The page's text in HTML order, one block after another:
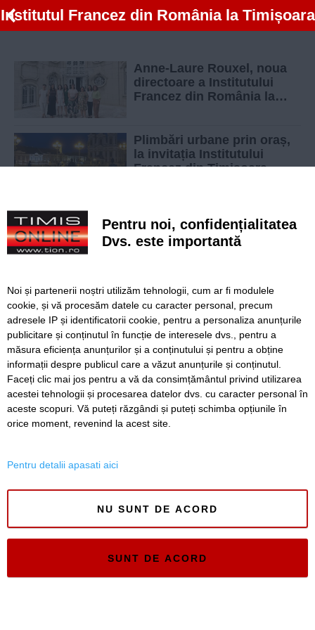
Institutul Francez din România la Timișoara
Anne-Laure Rouxel, noua
directoare a Institutului
Francez din România la
Plimbări urbane prin oraș,
la invitația Institutului
Francez din Timișoara
SERVICII
Folosinta Cookie-urilor
Politica de confidentialitate
Regulament postare și moderare comentarii
Timiș Online
ISSN 3008-2323
Pentru noi, confidențialitatea
Dvs. este importantă
Noi și partenerii noștri utilizăm tehnologii, cum ar fi modulele
cookie, și vă procesăm datele cu caracter personal, precum
adresele IP și identificatorii cookie, pentru a personaliza anunțurile
publicitare și conținutul în funcție de interesele dvs., pentru a
măsura eficiența anunțurilor și a conținutului și pentru a obține
informații despre publicul care a văzut anunțurile și conținutul.
Faceți clic mai jos pentru a vă da consimțământul privind utilizarea
acestei tehnologii și procesarea datelor dvs. cu caracter personal în
aceste scopuri. Vă puteți răzgândi și puteți schimba opțiunile în
orice moment, revenind la acest site.
Pentru detalii apasati aici
NU SUNT DE ACORD
SUNT DE ACORD